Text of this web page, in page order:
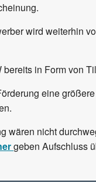
wird weiterhin
in Form von
eine
wären nicht
geben Aufschluss